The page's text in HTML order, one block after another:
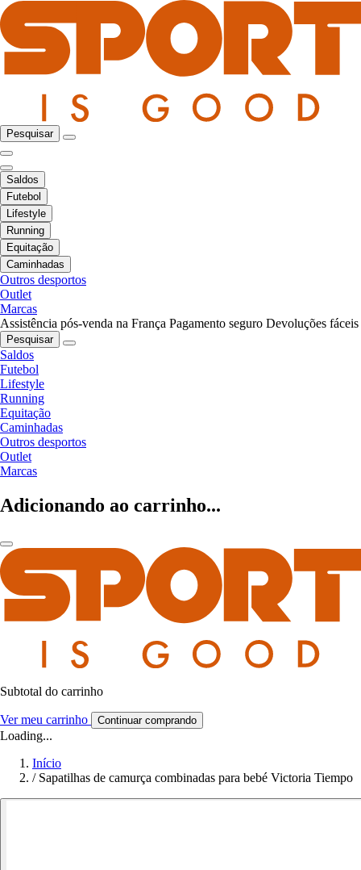
Pesquisar
Saldos
Futebol
Lifestyle
Running
Equitação
Caminhadas
Outros desportos
Outlet
Marcas
Assistência pós-venda na França Pagamento seguro Devoluções fáceis
Pesquisar
Saldos
Futebol
Lifestyle
Running
Equitação
Caminhadas
Outros desportos
Outlet
Marcas
Adicionando ao carrinho...
Subtotal do carrinho
Ver meu carrinho Continuar comprando
Loading...
Início
/ Sapatilhas de camurça combinadas para bebé Victoria Tiempo